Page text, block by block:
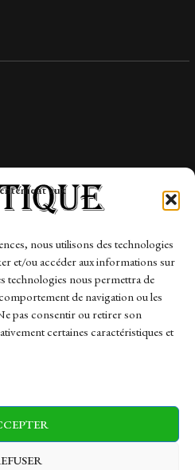
aux
nous utilisons des technologies
et/ou accéder aux informations sur
technologies nous permettra de
de navigation ou les
pas consentir ou retirer son
certaines caractéristiques et
Marches Politics
Sports Travel